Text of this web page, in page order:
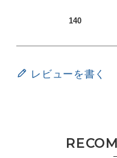
140
レビューを書く